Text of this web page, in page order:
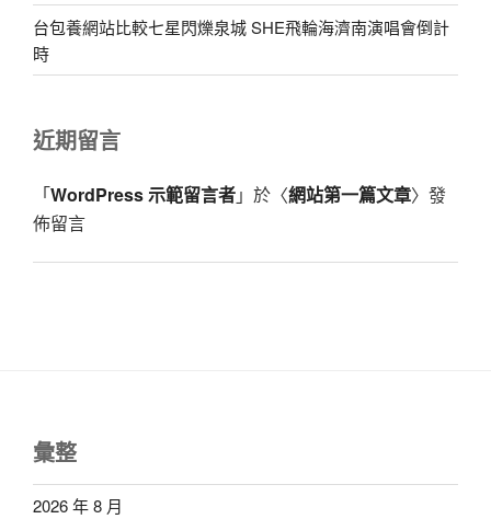
台包養網站比較七星閃爍泉城 SHE飛輪海濟南演唱會倒計
時
近期留言
「WordPress 示範留言者」於〈網站第一篇文章〉發
佈留言
彙整
2026 年 8 月